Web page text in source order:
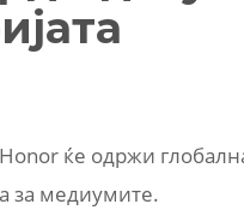
ќе одржи
за медиумите.